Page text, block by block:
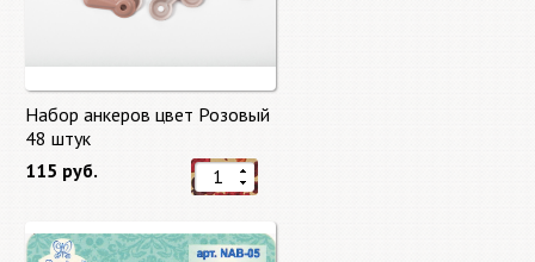
Набор анкеров цвет Розовый
48 штук
115 руб.